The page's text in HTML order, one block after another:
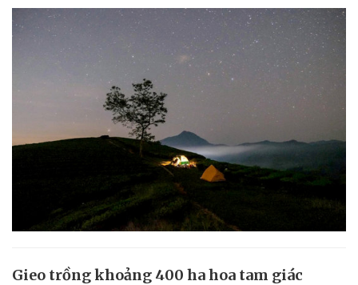
Gieo trồng khoảng 400 ha hoa tam giác